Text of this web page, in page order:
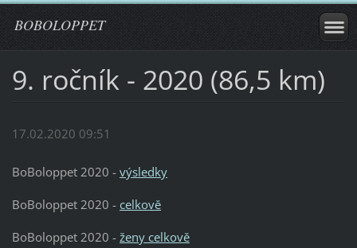
BOBOLOPPET
9. ročník - 2020 (86,5 km)
17.02.2020 09:51
BoBoloppet 2020 - výsledky
BoBoloppet 2020 - celkově
BoBoloppet 2020 - ženy celkově